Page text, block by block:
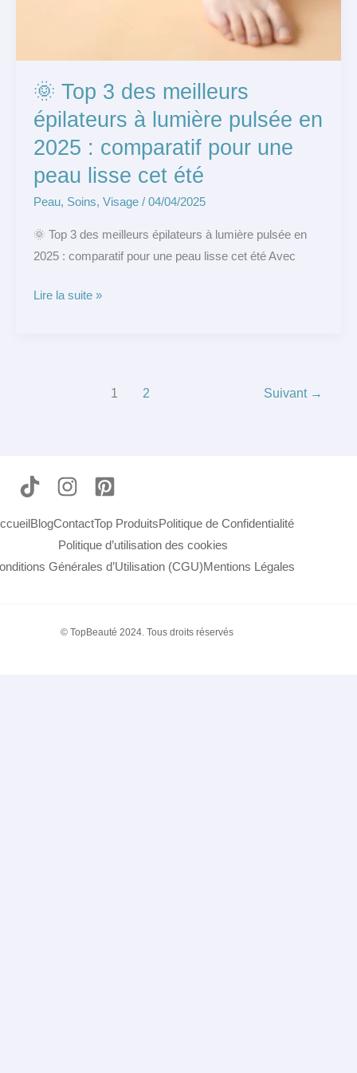
🌞 Top 3 des meilleurs
épilateurs à lumière pulsée en
2025 : comparatif pour une
peau lisse cet été
Peau, Soins, Visage/ 04/04/2025
🌞 Top 3 des meilleurs épilateurs à lumière pulsée en
2025 : comparatif pour une peau lisse cet été Avec
Lire la suite »
1 2 Suivant →
BlogContactTop ProduitsPolitique de Confidentialité
Politique d’utilisation des cookies
Générales d’Utilisation (CGU)Mentions Légales
© TopBeauté 2024. Tous droits réservés